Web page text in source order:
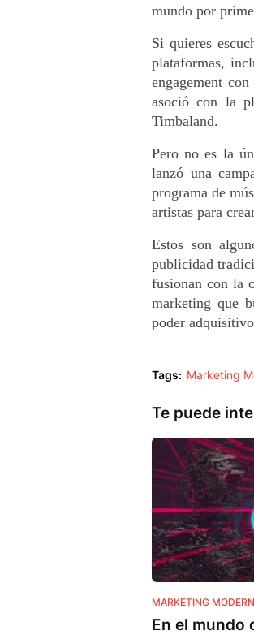
mundo por
Si quieres
plataformas,
engagement
asoció con la
Timbaland.
Pero no es la
lanzó una
programa de
artistas para
Estos son
publicidad
fusionan con la
marketing que
poder
Tags: Marketing
Te puede
MARKETING
En el mundo